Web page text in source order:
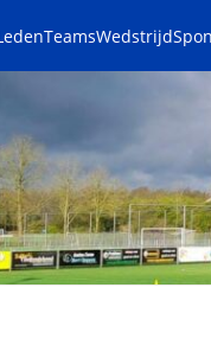
TeamsWedstrijd